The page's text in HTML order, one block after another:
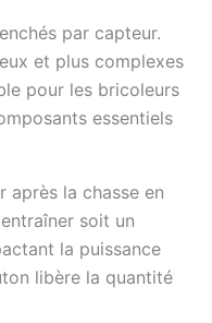
par capteur.
et plus complexes
pour les bricoleurs
essentiels
après la chasse en
soit un
la puissance
libère la quantité